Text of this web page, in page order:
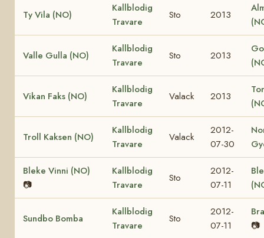
Ty Vila (NO)
Kallblodig
Travare
Sto 2013
Valle Gulla (NO)
Kallblodig
Travare
Sto 2013
Vikan Faks (NO)
Kallblodig
Travare
Valack 2013
Troll Kaksen (NO)
Kallblodig
Travare
Valack
2012-
07-30
Bleke Vinni (NO)
📷
Kallblodig
Travare
Sto
2012-
07-11
Sundbo Bomba
Kallblodig
Travare
Sto
2012-
07-11
📷